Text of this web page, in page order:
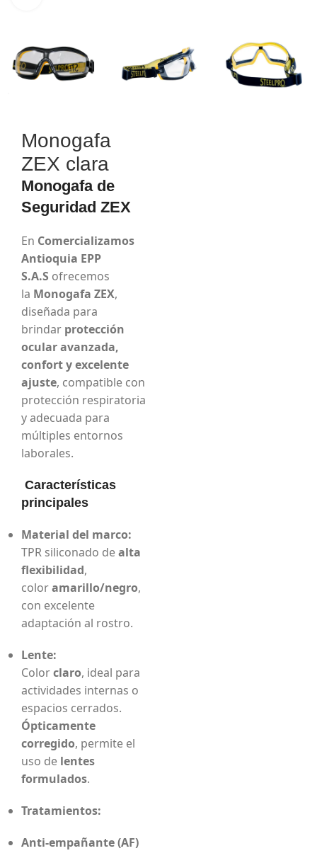
Monogafa
ZEX clara
Monogafa de
Seguridad ZEX
En Comercializamos
Antioquia EPP
S.A.S ofrecemos
la Monogafa ZEX,
diseñada para
brindar protección
ocular avanzada,
confort y excelente
ajuste, compatible con
protección respiratoria
y adecuada para
múltiples entornos
laborales.
Características
principales
Material del marco:
TPR siliconado dealta
flexibilidad,
coloramarillo/negro,
con excelente
adaptación al rostro.
Lente:
Colorclaro, ideal para
actividades internas o
espacios cerrados.
Ópticamente
corregido, permite el
uso de lentes
formulados.
Tratamientos:
Anti-empañante (AF)